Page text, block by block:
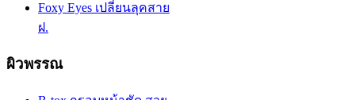
Foxy Eyes เปลี่ยนลุคสาย
ฝ.
ผิวพรรณ